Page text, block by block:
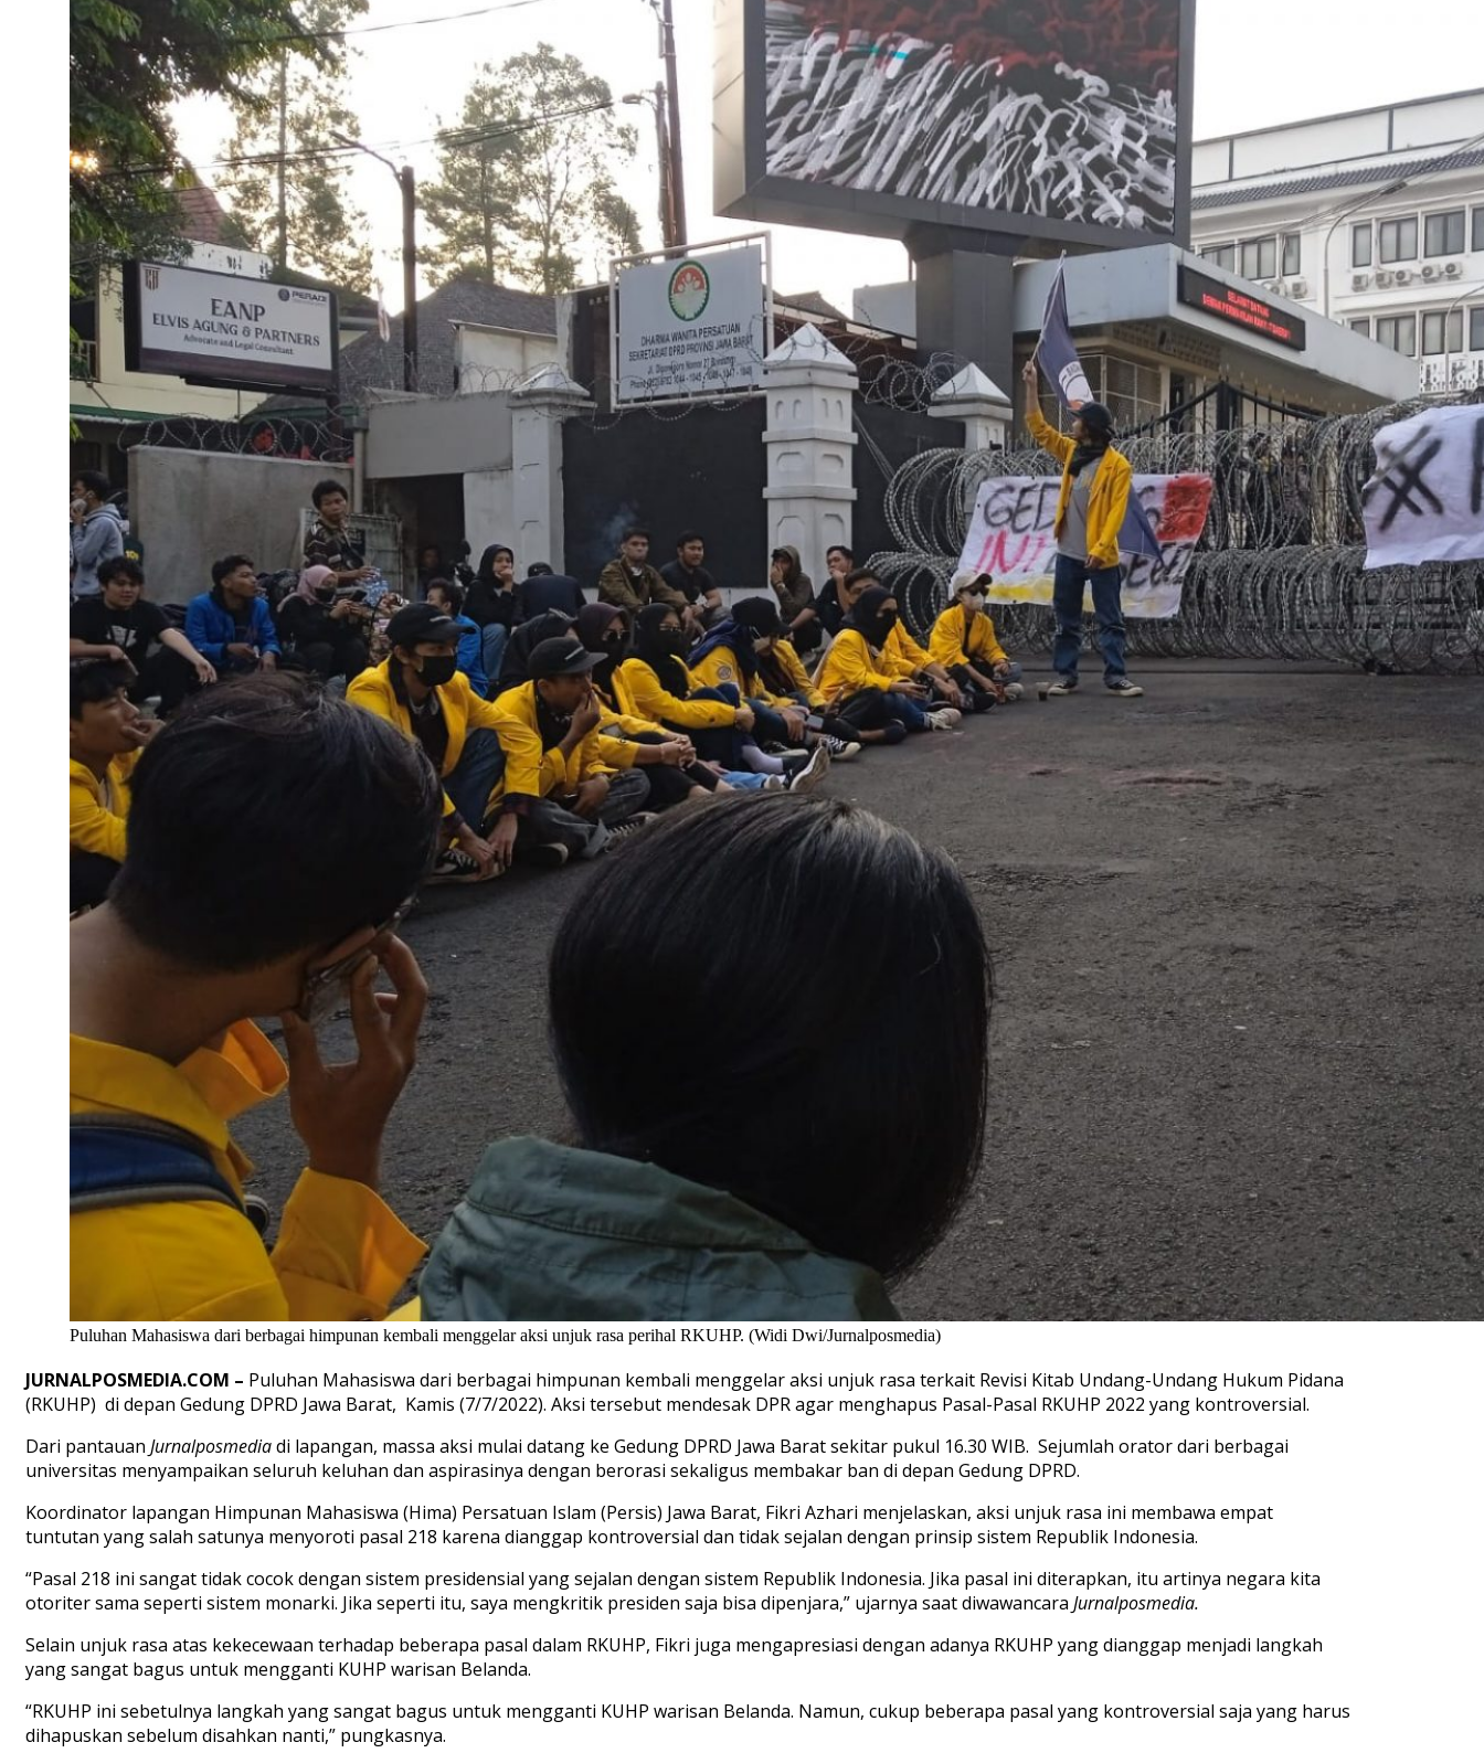
Puluhan Mahasiswa dari berbagai himpunan kembali menggelar aksi unjuk rasa perihal RKUHP. (Widi Dwi/Jurnalposmedia)
JURNALPOSMEDIA.COM – Puluhan Mahasiswa dari berbagai himpunan kembali menggelar aksi unjuk rasa terkait Revisi Kitab Undang-Undang Hukum Pidana
(RKUHP) di depan Gedung DPRD Jawa Barat, Kamis (7/7/2022). Aksi tersebut mendesak DPR agar menghapus Pasal-Pasal RKUHP 2022 yang kontroversial.
Dari pantauan Jurnalposmediadi lapangan, massa aksi mulai datang ke Gedung DPRD Jawa Barat sekitar pukul 16.30 WIB. Sejumlah orator dari berbagai
universitas menyampaikan seluruh keluhan dan aspirasinya dengan berorasi sekaligus membakar ban di depan Gedung DPRD.
Koordinator lapangan Himpunan Mahasiswa (Hima) Persatuan Islam (Persis) Jawa Barat, Fikri Azhari menjelaskan, aksi unjuk rasa ini membawa empat
tuntutan yang salah satunya menyoroti pasal 218 karena dianggap kontroversial dan tidak sejalan dengan prinsip sistem Republik Indonesia.
“Pasal 218 ini sangat tidak cocok dengan sistem presidensial yang sejalan dengan sistem Republik Indonesia. Jika pasal ini diterapkan, itu artinya negara kita
otoriter sama seperti sistem monarki. Jika seperti itu, saya mengkritik presiden saja bisa dipenjara,” ujarnya saat diwawancara Jurnalposmedia.
Selain unjuk rasa atas kekecewaan terhadap beberapa pasal dalam RKUHP, Fikri juga mengapresiasi dengan adanya RKUHP yang dianggap menjadi langkah
yang sangat bagus untuk mengganti KUHP warisan Belanda.
“RKUHP ini sebetulnya langkah yang sangat bagus untuk mengganti KUHP warisan Belanda. Namun, cukup beberapa pasal yang kontroversial saja yang harus
dihapuskan sebelum disahkan nanti,” pungkasnya.